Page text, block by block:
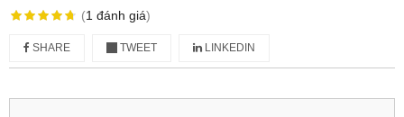
(1 đánh giá)
SHARE TWEET LINKEDIN